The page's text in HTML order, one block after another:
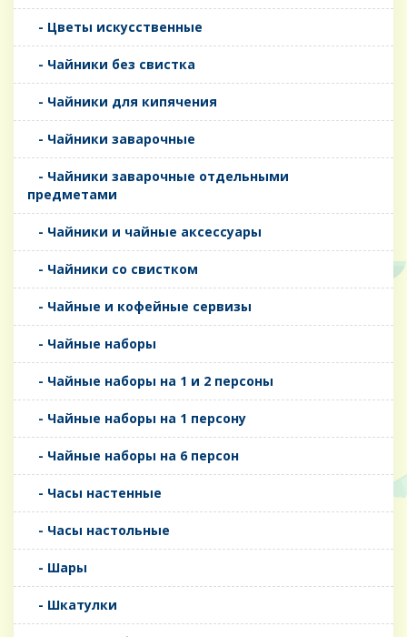
- Цветы искусственные
- Чайники без свистка
- Чайники для кипячения
- Чайники заварочные
- Чайники заварочные отдельными
предметами
- Чайники и чайные аксессуары
- Чайники со свистком
- Чайные и кофейные сервизы
- Чайные наборы
- Чайные наборы на 1 и 2 персоны
- Чайные наборы на 1 персону
- Чайные наборы на 6 персон
- Часы настенные
- Часы настольные
- Шары
- Шкатулки